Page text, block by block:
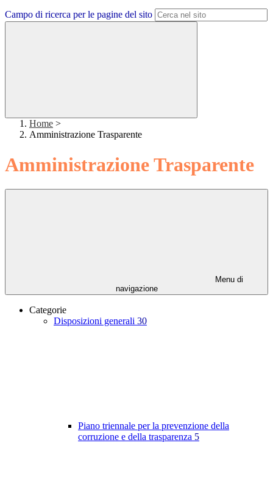
Campo di ricerca per le pagine del sito
Home >
Amministrazione Trasparente
Amministrazione Trasparente
Menu di
navigazione
Categorie
Disposizioni generali 30
Piano triennale per la prevenzione della
corruzione e della trasparenza 5